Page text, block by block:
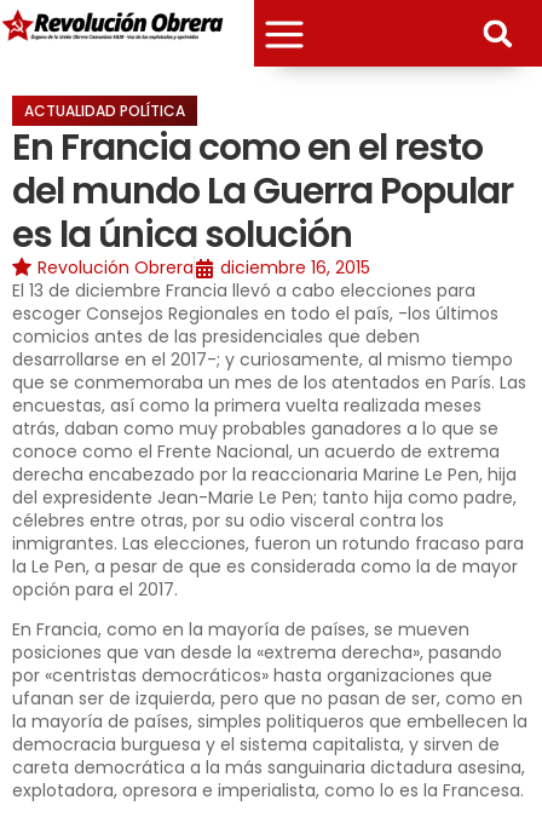
ACTUALIDAD POLÍTICA
En Francia como en el resto
del mundo La Guerra Popular
es la única solución
Revolución Obrera
diciembre 16, 2015
El 13 de diciembre Francia llevó a cabo elecciones para
escoger Consejos Regionales en todo el país, -los últimos
comicios antes de las presidenciales que deben
desarrollarse en el 2017-; y curiosamente, al mismo tiempo
que se conmemoraba un mes de los atentados en París. Las
encuestas, así como la primera vuelta realizada meses
atrás, daban como muy probables ganadores a lo que se
conoce como el Frente Nacional, un acuerdo de extrema
derecha encabezado por la reaccionaria Marine Le Pen, hija
del expresidente Jean-Marie Le Pen; tanto hija como padre,
célebres entre otras, por su odio visceral contra los
inmigrantes. Las elecciones, fueron un rotundo fracaso para
la Le Pen, a pesar de que es considerada como la de mayor
opción para el 2017.
En Francia, como en la mayoría de países, se mueven
posiciones que van desde la «extrema derecha», pasando
por «centristas democráticos» hasta organizaciones que
ufanan ser de izquierda, pero que no pasan de ser, como en
la mayoría de países, simples politiqueros que embellecen la
democracia burguesa y el sistema capitalista, y sirven de
careta democrática a la más sanguinaria dictadura asesina,
explotadora, opresora e imperialista, como lo es la Francesa.